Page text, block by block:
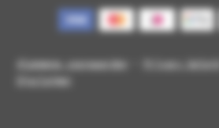
Algemene voorwaarden Privacy beleid
Disclaimer